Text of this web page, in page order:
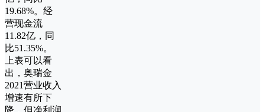
19.68%。经
营现金流
11.82亿，同
比51.35%。
上表可以看
出，奥瑞金
2021营业收入
增速有所下
降，但净利润